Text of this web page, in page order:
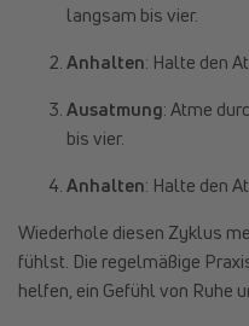
langsam bis vier.
Anhalten: Halte den
Ausatmung: Atme
bis vier.
Anhalten: Halte den
Wiederhole diesen Zyklus
fühlst. Die regelmäßige
helfen, ein Gefühl von Ruhe